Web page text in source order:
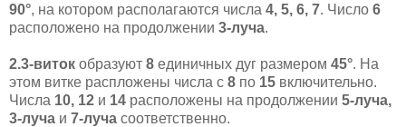
90°, на котором располагаются числа 4, 5, 6, 7. Число 6
расположено на продолжении 3-луча.
2.3-виток образуют 8 единичных дуг размером 45°. На
этом витке распложены числа с 8 по 15 включительно.
Числа 10, 12 и 14 расположены на продолжении 5-луча,
3-луча и 7-луча соответственно.